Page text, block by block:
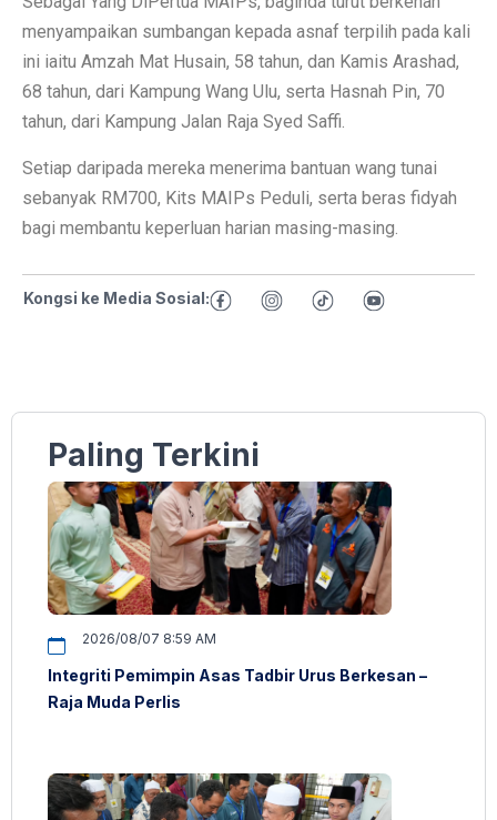
menyampaikan sumbangan kepada asnaf terpilih pada kali
ini iaitu Amzah Mat Husain, 58 tahun, dan Kamis Arashad,
68 tahun, dari Kampung Wang Ulu, serta Hasnah Pin, 70
tahun, dari Kampung Jalan Raja Syed Saffi.
Setiap daripada mereka menerima bantuan wang tunai
sebanyak RM700, Kits MAIPs Peduli, serta beras fidyah
bagi membantu keperluan harian masing-masing.
Kongsi ke Media Sosial:
Paling Terkini
2026/08/07 8:59 AM
Integriti Pemimpin Asas Tadbir Urus Berkesan –
Raja Muda Perlis